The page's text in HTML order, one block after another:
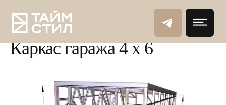
Жилое строительство
Каркас гаража 4 х 6